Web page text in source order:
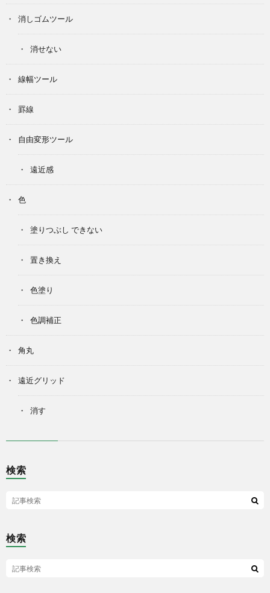
消しゴムツール
消せない
線幅ツール
罫線
自由変形ツール
遠近感
色
塗りつぶし できない
置き換え
色塗り
色調補正
角丸
遠近グリッド
消す
検索
検索